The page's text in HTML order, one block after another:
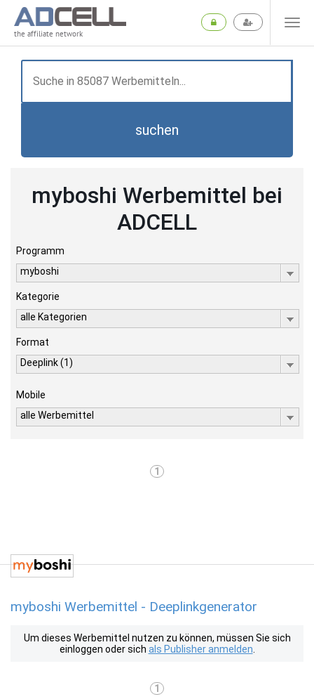
the affiliate network
suchen
myboshi Werbemittel bei
ADCELL
Programm
myboshi
Kategorie
alle Kategorien
Format
Deeplink (1)
Mobile
alle Werbemittel
1
myboshi Werbemittel - Deeplinkgenerator
Um dieses Werbemittel nutzen zu können, müssen Sie sich
einloggen oder sich als Publisher anmelden
1